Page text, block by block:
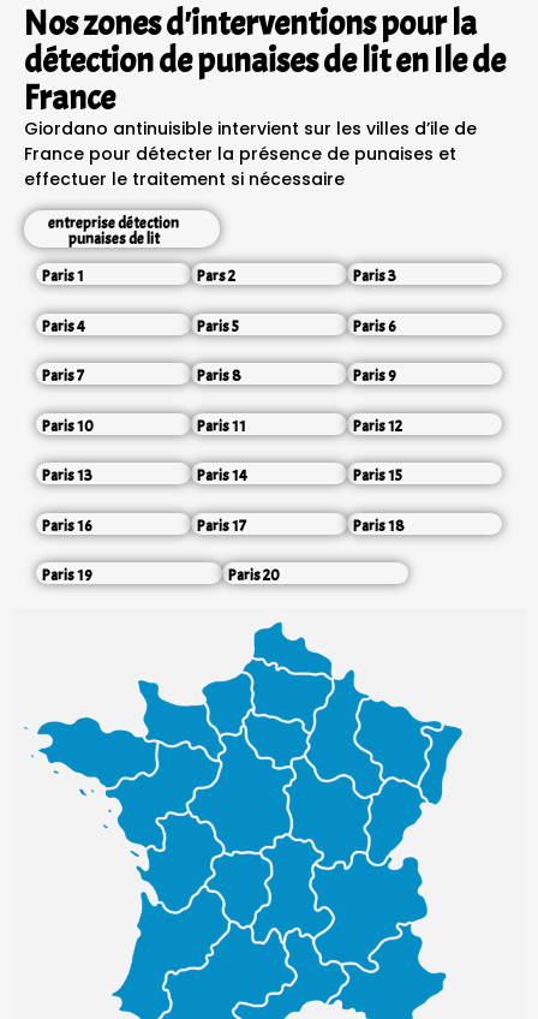
Nos zones d'interventions pour la
détection de punaises de lit en Ile de
France
Giordano antinuisible intervient sur les villes d’ile de
France pour détecter la présence de punaises et
effectuer le traitement si nécessaire
entreprise détection
punaises de lit
Paris 1
Pars 2 Paris 3
Paris 4 Paris 5 Paris 6
Paris 7 Paris 8 Paris 9
Paris 10 Paris 11 Paris 12
Paris 13 Paris 14 Paris 15
Paris 16 Paris 17 Paris 18
Paris 19 Paris 20